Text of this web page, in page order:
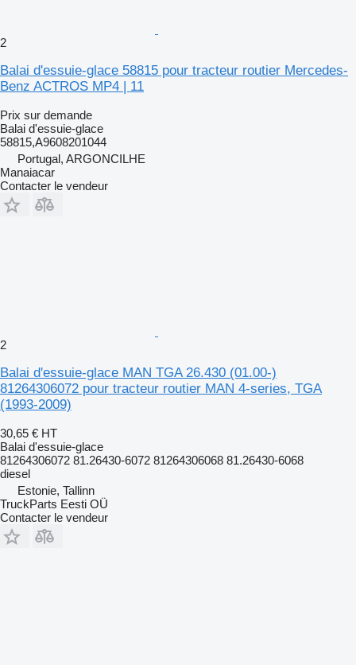
2
Balai d'essuie-glace 58815 pour tracteur routier Mercedes-
Benz ACTROS MP4 | 11
Prix sur demande
Balai d'essuie-glace
58815,A9608201044
Portugal, ARGONCILHE
Manaiacar
Contacter le vendeur
2
Balai d'essuie-glace MAN TGA 26.430 (01.00-)
81264306072 pour tracteur routier MAN 4-series, TGA
(1993-2009)
30,65 € HT
Balai d'essuie-glace
81264306072 81.26430-6072 81264306068 81.26430-6068
diesel
Estonie, Tallinn
TruckParts Eesti OÜ
Contacter le vendeur